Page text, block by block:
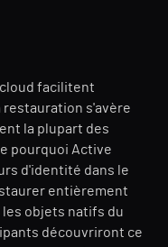
facilitent
restauration s'avère
la plupart des
pourquoi Active
d'identité dans le
entièrement
objets natifs du
découvriront ce